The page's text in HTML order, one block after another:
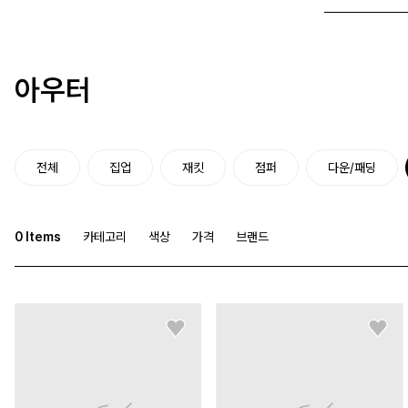
아우터
전체 집업 재킷 점퍼 다운/패딩
0 Items 카테고리 색상 가격 브랜드